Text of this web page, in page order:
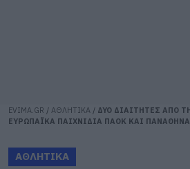
EVIMA.GR / ΑΘΛΗΤΙΚΑ / ΔΥΟ ΔΙΑΙΤΗΤΕΣ ΑΠΟ
ΕΥΡΩΠΑΪΚΑ ΠΑΙΧΝΙΔΙΑ ΠΑΟΚ ΚΑΙ
ΑΘΛΗΤΙΚΑ